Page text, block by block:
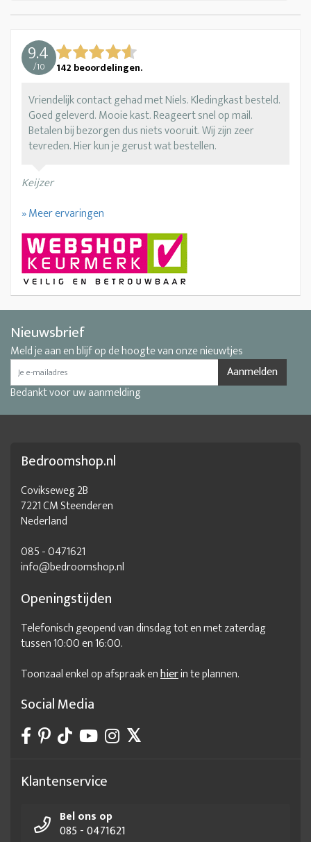
9.4
/10 142 beoordelingen.
Vriendelijk contact gehad met Niels. Kledingkast besteld.
Goed geleverd. Mooie kast. Reageert snel op mail.
Betalen bij bezorgen dus niets vooruit. Wij zijn zeer
tevreden. Hier kun je gerust wat bestellen.
Keijzer
» Meer ervaringen
Nieuwsbrief
Meld je aan en blijf op de hoogte van onze nieuwtjes
Aanmelden
Bedankt voor uw aanmelding
Bedroomshop.nl
Covikseweg 2B
7221 CM Steenderen
Nederland
085 - 0471621
info@bedroomshop.nl
Openingstijden
Telefonisch geopend van dinsdag tot en met zaterdag
tussen 10:00 en 16:00.
Toonzaal enkel op afspraak enhierin te plannen.
Social Media
Klantenservice
Bel ons op
085 - 0471621